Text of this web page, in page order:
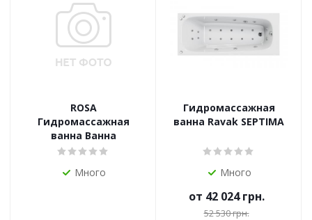
ROSA
Гидромассажная
ванна Ванна
Много
Гидромассажная
ванна Ravak SEPTIMA
Много
от 42 024 грн.
52 530 грн.